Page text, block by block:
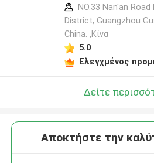
NO.33 Nan'an Road
District, Guangzhou
China. ,Κίνα
5.0
Ελεγχμένος
Δείτε
Αποκτήστε την